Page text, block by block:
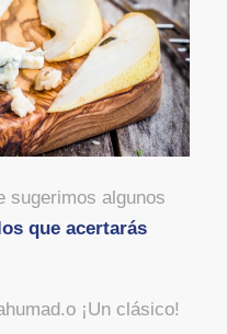
sugerimos algunos
que acertarás
¡Un clásico!